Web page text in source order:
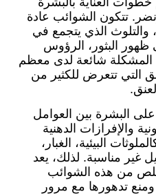
تتكون الشوائب عادة
والتلوث الذي يتجمع في
البثور، الرؤوس
المشكلة شائعة لدى معظم
التي تتعرض للكثير من
البشرة بين العوامل
والإفرازات الدهنية
البيئية، الغبار،
مناسبة. لذلك، يعد
من هذه الشوائب
تدهورها مع مرور